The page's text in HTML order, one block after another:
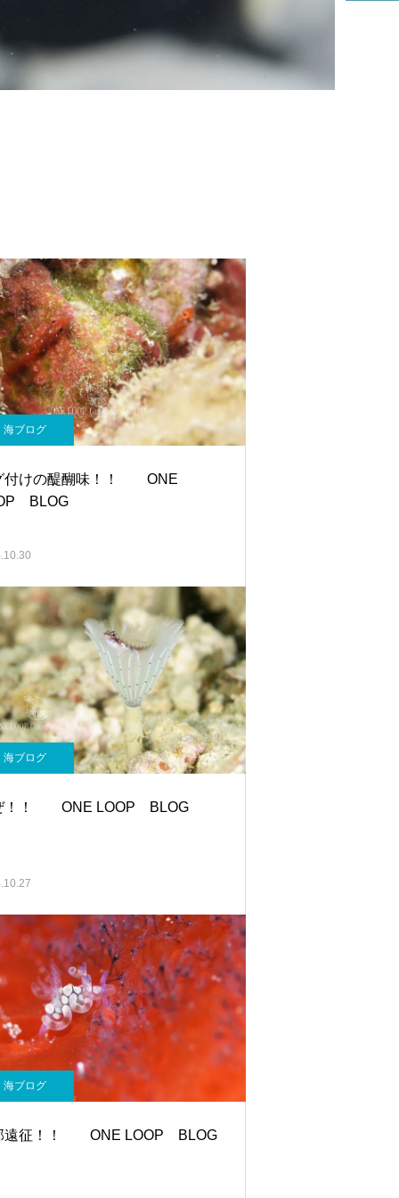
海ブログ
付けの醍醐味！！ ONE
BLOG
海ブログ
！！ ONE LOOP BLOG
海ブログ
遠征！！ ONE LOOP BLOG